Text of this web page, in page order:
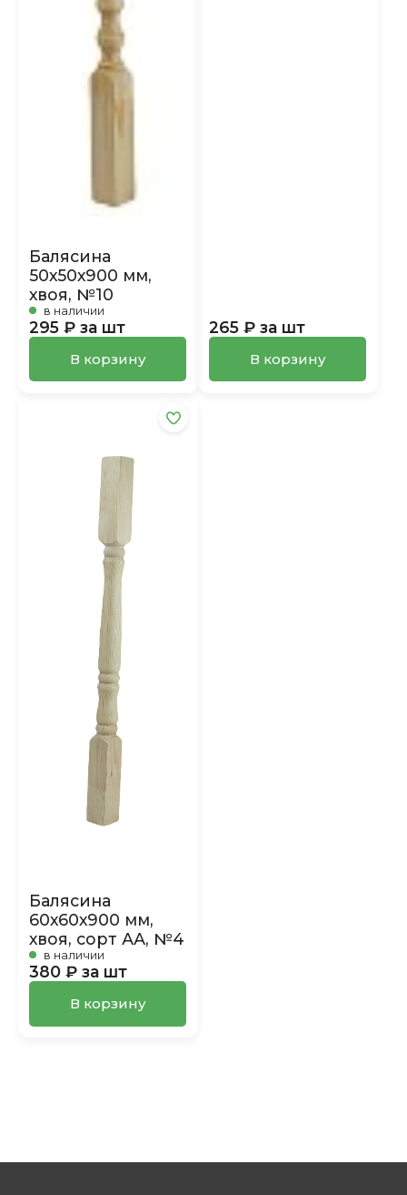
Балясина
50х50х900 мм,
хвоя, №10
в наличии
295 ₽ за шт
В корзину
265 ₽ за шт
В корзину
Балясина
60х60х900 мм,
хвоя, сорт АА, №4
в наличии
380 ₽ за шт
В корзину